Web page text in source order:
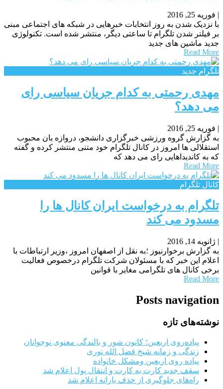
| فوریه 25, 2016
با نزدیک شدن به روز انتخابات خبرهایی در شبکه های اجتماعی مبنی
بر فیلتر شدن تلگرام تا ساعتی دیگر، منتشر شده است. تکنولوژی
جدید ماشین های جدید
Read More
تلگرام جدید
مهدی رحمتی به کدام جریان سیاسی رای
می دهد؟
| فوریه 25, 2016
به گزارش گروه ورزشی خبرگزاری دانشجو، دروازه بان محبوب
استقلالی ها امروز در کانال تلگرام خود متنی منتشر کرده و گفته
که به کاندیداهایی رای می دهد که
Read More
کانال تلگرام
تلگرام به درخواست ایران کانال ها را
مسدود می کند
| ژانویه 14, 2016
به گزارش برخوارنیوز ؛به نقل از اصفهان امروز ،وزیر ارتباطات با
اعلام این خبر که با مسئولان شرکت تلگرام درخصوص فعالیت
برخی کانال های تلگرامی مغایر با قوانین
Read More
Posts navigation
نوشته‌های تازه
پیاده‌روی اربعین؛ کانون شور و بالندگی معنوی نوجوانان
زندگی و زمانه شیخ فضل الله نوری
پیاده روی اربعین ومشکل خانواده
سقف جدید کارت به کارت و انتقال پول اعلام شد
راه‌های جلوگیری از حذف یارانه اعلام شد